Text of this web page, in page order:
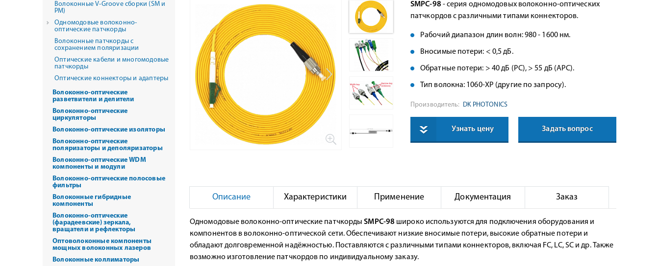
SMPC-98 - серия одномодовых волоконно-оптических
патчкордов с различными типами коннекторов.
Рабочий диапазон длин волн: 980 - 1600 нм.
Вносимые потери: < 0,5 дБ.
Обратные потери: > 40 дБ (PC), > 55 дБ (APC).
Тип волокна: 1060-XP (другие по запросу).
Производитель: DK PHOTONICS
Узнать цену Задать вопрос
Описание Характеристики Применение Документация Заказ
Одномодовые волоконно-оптические патчкордыSMPC-98 широко используются для подключения оборудования и
компонентов в волоконно-оптической сети. Обеспечивают низкие вносимые потери, высокие обратные потери и
обладают долговременной надёжностью. Поставляются с различными типами коннекторов, включая FC, LC, SC и др. Также
возможно изготовление патчкордов по индивидуальному заказу.
Волоконные V-Groove сборки (SM и
PM)
Одномодовые волоконно-
оптические патчкорды
Волоконные патчкорды с
сохранением поляризации
Оптические кабели и многомодовые
патчкорды
Оптические коннекторы и адаптеры
Волоконно-оптические
разветвители и делители
Волоконно-оптические
циркуляторы
Волоконно-оптические изоляторы
Волоконно-оптические
поляризаторы и деполяризаторы
Волоконно-оптические WDM
компоненты и модули
Волоконно-оптические полосовые
фильтры
Волоконные гибридные
компоненты
Волоконно-оптические
(фарадеевские) зеркала,
вращатели и рефлекторы
Оптоволоконные компоненты
мощных волоконных лазеров
Волоконные коллиматоры